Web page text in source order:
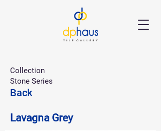
Collection
Stone Series
Back
Lavagna Grey